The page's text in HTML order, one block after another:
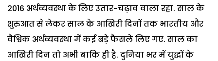
2016 अर्थव्यवस्था के लिए उतार-चढ़ाव वाला रहा. साल के
शुरुआत से लेकर साल के आखिरी दिनों तक भारतीय और
वैश्विक अर्थव्यवस्था में कई बड़े फैसले लिए गए. साल का
आखिरी दिन तो अभी बाकि ही है. दुनिया भर में युद्धों के